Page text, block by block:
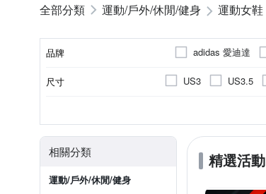
運動/戶外/休閒/健身 運動女鞋
品牌 adidas 愛迪達
尺寸 US3 US3.5
EU32
EU32.5
EU44
EU45
21.5cm
22cm
相關分類
運動/戶外/休閒/健身
精選活動